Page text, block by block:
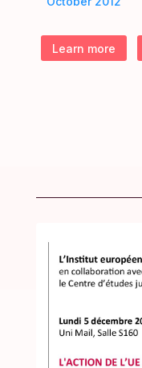
Learn more